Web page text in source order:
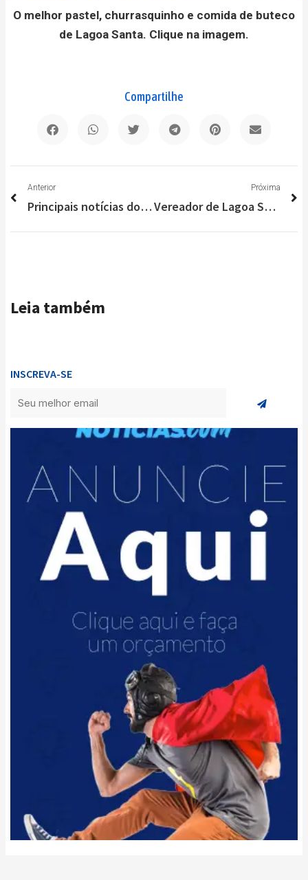
O melhor pastel, churrasquinho e comida de buteco
de Lagoa Santa. Clique na imagem.
Compartilhe
Anterior
Principais notícias do Brasil e do Mundo nesta segunda-feira (5/04)
Próxima
Vereador de Lagoa Santa, Fabiano Moreira, consegue R$ 150 mil para a saúde
Leia também
INSCREVA-SE